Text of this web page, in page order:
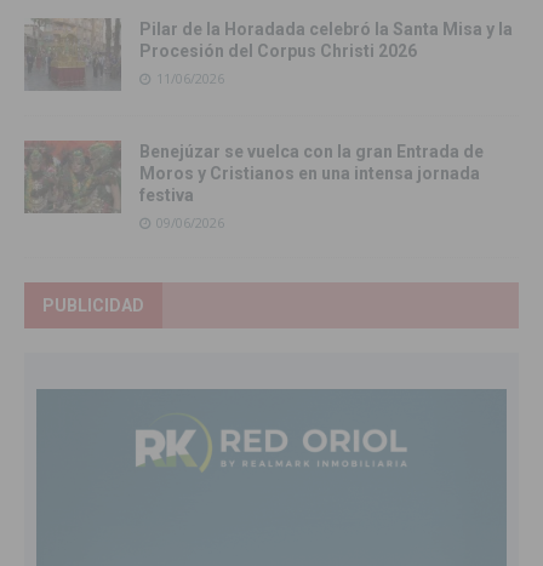
Pilar de la Horadada celebró la Santa Misa y la
Procesión del Corpus Christi 2026
11/06/2026
Benejúzar se vuelca con la gran Entrada de
Moros y Cristianos en una intensa jornada
festiva
09/06/2026
PUBLICIDAD